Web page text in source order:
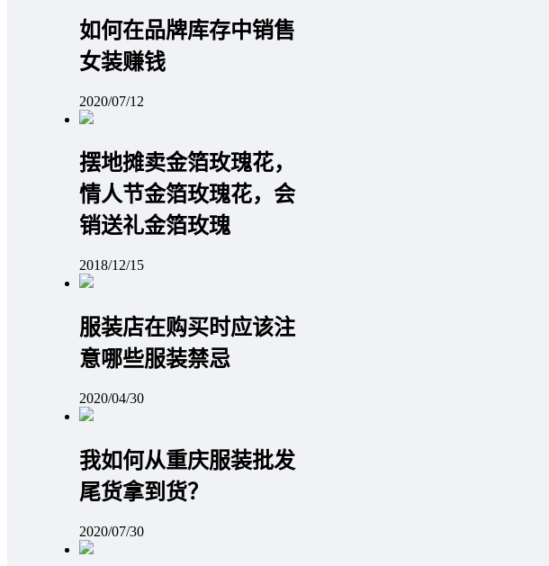
如何在品牌库存中销售
女装赚钱
2020/07/12
摆地摊卖金箔玫瑰花，
情人节金箔玫瑰花，会
销送礼金箔玫瑰
2018/12/15
服装店在购买时应该注
意哪些服装禁忌
2020/04/30
我如何从重庆服装批发
尾货拿到货？
2020/07/30